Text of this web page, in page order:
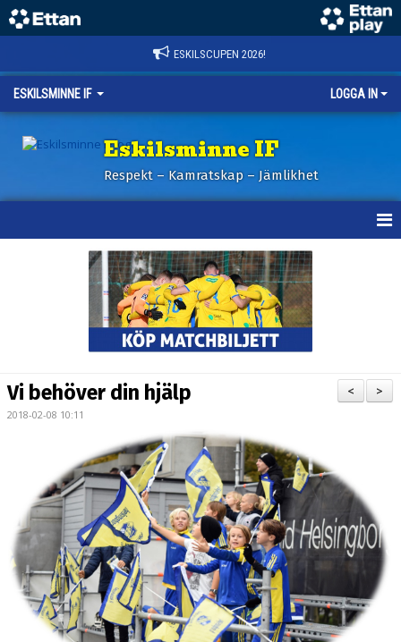
ESKILSCUPEN 2026!
ESKILSMINNE IF LOGGA IN
Eskilsminne IF
Respekt – Kamratskap – Jämlikhet
BILDER ESKILSCUPEN
PARTNERS
LOKALBOKNING
DOKUMENT/FILER
MEDLEMSKAP
ESKILS LOVFOTBOLL
>
<
Vi behöver din hjälp
2018-02-08 10:11